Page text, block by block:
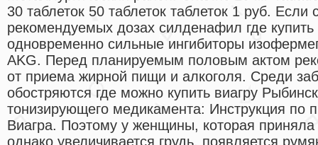
30 таблеток 50 таблеток таблеток 1 руб.
рекомендуемых дозах силденафил где
одновременно сильные ингибиторы
AKG. Перед планируемым половым актом
от приема жирной пищи и алкоголя. Среди
обостряются где можно купить виагру
тонизирующего медикамента: Инструкция по
Виагра. Поэтому у женщины, которая приняла
однако увеличивается грудь, появляется